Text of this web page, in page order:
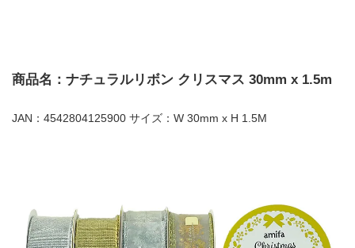
商品名：ナチュラルリボン クリスマス 30mm x 1.5m
JAN：4542804125900 サイズ：W 30mm x H 1.5M